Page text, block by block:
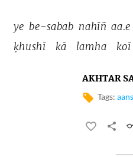
ye be-sabab nahīñ aa.e
ḳhushī
kā lamha koī
AKHTAR
Tags: